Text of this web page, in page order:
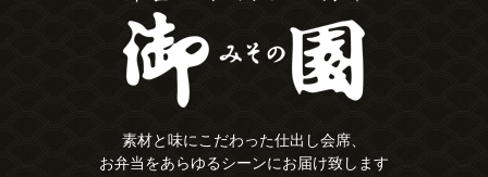
素材と味にこだわった仕出し会席、
お弁当をあらゆるシーンにお届け致します